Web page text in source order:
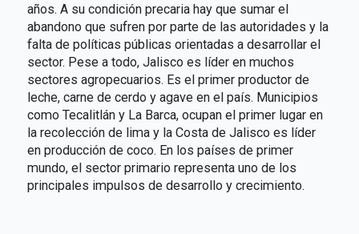
años. A su condición precaria hay que sumar el
abandono que sufren por parte de las autoridades y la
falta de políticas públicas orientadas a desarrollar el
sector. Pese a todo, Jalisco es líder en muchos
sectores agropecuarios. Es el primer productor de
leche, carne de cerdo y agave en el país. Municipios
como Tecalitlán y La Barca, ocupan el primer lugar en
la recolección de lima y la Costa de Jalisco es líder
en producción de coco. En los países de primer
mundo, el sector primario representa uno de los
principales impulsos de desarrollo y crecimiento.